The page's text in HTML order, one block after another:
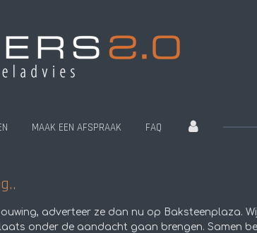
MAAK EEN AFSPRAAK FAQ
adverteer ze dan nu op Baksteenplaza.
onder de aandacht gaan brengen. Samen